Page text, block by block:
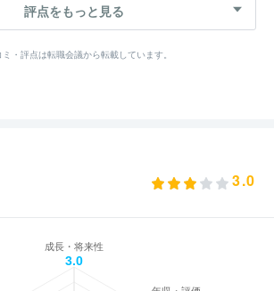
評点をもっと見る
・評点は転職会議から転載しています。
3.0
成長・将来性
3.0